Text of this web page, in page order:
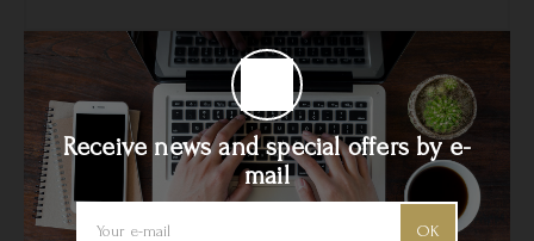
Receive news and special offers by e-
mail
OK